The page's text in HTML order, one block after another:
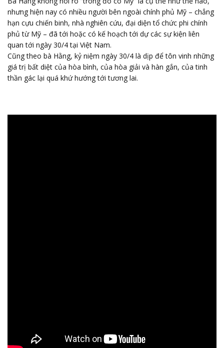
nhưng hiện nay có nhiều người bên ngoài chính phủ Mỹ – chẳng
hạn cựu chiến binh, nhà nghiên cứu, đại diện tổ chức phi chính
phủ từ Mỹ – đã tới hoặc có kế hoạch tới dự các sự kiện liên
quan tới ngày 30/4 tại Việt Nam.
Cũng theo bà Hằng, kỷ niệm ngày 30/4 là dịp để tôn vinh những
giá trị bất diệt của hòa bình, của hòa giải và hàn gắn, của tinh
thần gác lại quá khứ hướng tới tương lai.